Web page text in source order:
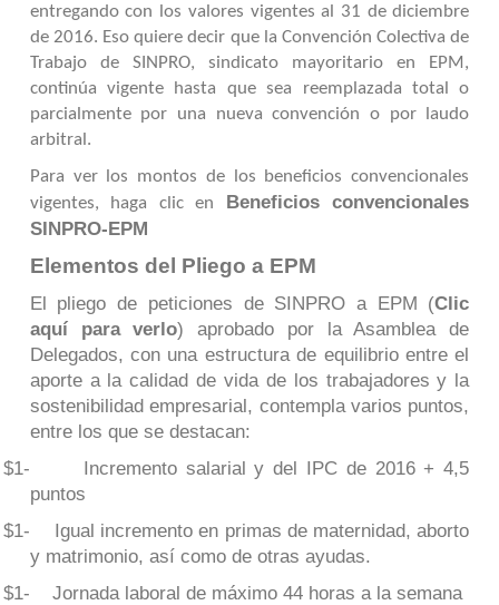
entregando con los valores vigentes al 31 de diciembre
de 2016. Eso quiere decir que la Convención Colectiva de
Trabajo de SINPRO, sindicato mayoritario en EPM,
continúa vigente hasta que sea reemplazada total o
parcialmente por una nueva convención o por laudo
arbitral.
Para ver los montos de los beneficios convencionales
vigentes, haga clic en Beneficios convencionales
SINPRO-EPM
Elementos del Pliego a EPM
El pliego de peticiones de SINPRO a EPM (Clic
aquí para verlo) aprobado por la Asamblea de
Delegados, con una estructura de equilibrio entre el
aporte a la calidad de vida de los trabajadores y la
sostenibilidad empresarial, contempla varios puntos,
entre los que se destacan:
$1-
Incremento salarial y del IPC de 2016 + 4,5
puntos
$1-
Igual incremento en primas de maternidad, aborto
y matrimonio, así como de otras ayudas.
$1- Jornada laboral de máximo 44 horas a la semana